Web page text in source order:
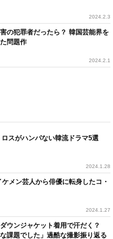
2024.2.3
の犯罪者だったら？ 韓国芸能界を
問題作
2024.2.1
スがハンパない韓流ドラマ5選
2024.1.28
メン芸人から俳優に転身したコ・
2024.1.27
ウンジャケット着用で汗だく？
課題でした」過酷な撮影振り返る